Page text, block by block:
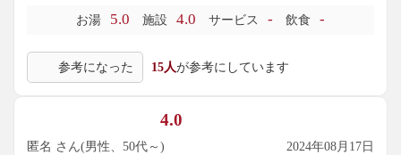
右側に4人サイズのタイル張り石枠内湯があり、黄褐色に濁っ
されています。泉温37.6℃を加水なし・加温ありで、41℃位で
供給。PH7.3で、肌がややスベスベする浴感です。循環・消毒
続いて、外にある露天風呂へ。右側に屋根付き4人サイズのタ
お湯 5.0 施設 4.0 サービス - 飲食 -
参考になった 15人が参考にしています
4.0
匿名 さん(男性、50代～) 2024年08月17日